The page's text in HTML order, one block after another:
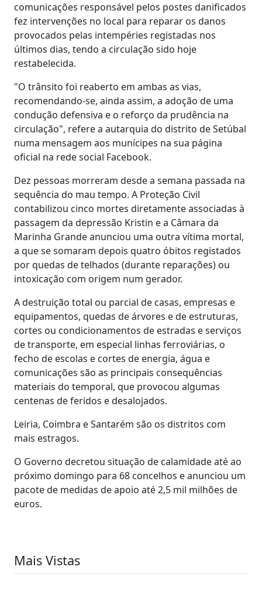
comunicações responsável pelos postes danificados
fez intervenções no local para reparar os danos
provocados pelas intempéries registadas nos
últimos dias, tendo a circulação sido hoje
restabelecida.
"O trânsito foi reaberto em ambas as vias,
recomendando-se, ainda assim, a adoção de uma
condução defensiva e o reforço da prudência na
circulação", refere a autarquia do distrito de Setúbal
numa mensagem aos munícipes na sua página
oficial na rede social Facebook.
Dez pessoas morreram desde a semana passada na
sequência do mau tempo. A Proteção Civil
contabilizou cinco mortes diretamente associadas à
passagem da depressão Kristin e a Câmara da
Marinha Grande anunciou uma outra vítima mortal,
a que se somaram depois quatro óbitos registados
por quedas de telhados (durante reparações) ou
intoxicação com origem num gerador.
A destruição total ou parcial de casas, empresas e
equipamentos, quedas de árvores e de estruturas,
cortes ou condicionamentos de estradas e serviços
de transporte, em especial linhas ferroviárias, o
fecho de escolas e cortes de energia, água e
comunicações são as principais consequências
materiais do temporal, que provocou algumas
centenas de feridos e desalojados.
Leiria, Coimbra e Santarém são os distritos com
mais estragos.
O Governo decretou situação de calamidade até ao
próximo domingo para 68 concelhos e anunciou um
pacote de medidas de apoio até 2,5 mil milhões de
euros.
Mais Vistas